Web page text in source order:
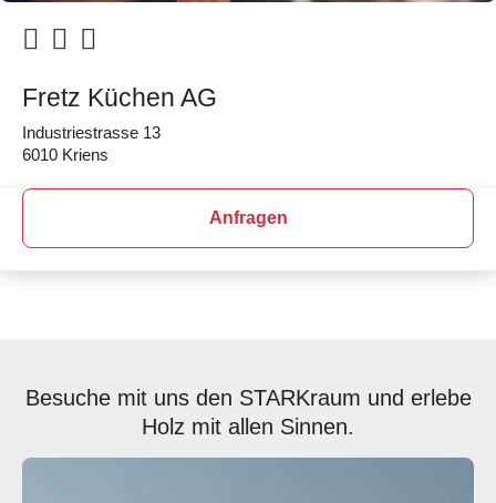
Fretz Küchen AG
Industriestrasse 13
6010 Kriens
Anfragen
Besuche mit uns den STARKraum und erlebe
Holz mit allen Sinnen.